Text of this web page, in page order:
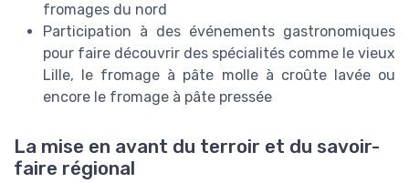
fromages du nord
Participation à des événements gastronomiques
pour faire découvrir des spécialités comme le vieux
Lille, le fromage à pâte molle à croûte lavée ou
encore le fromage à pâte pressée
La mise en avant du terroir et du savoir-
faire régional